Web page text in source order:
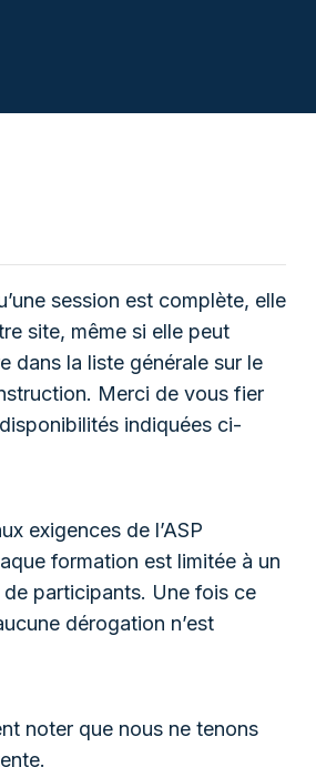
session est complète, elle
site, même si elle peut
dans la liste générale sur le
Merci de vous fier
indiquées ci-
exigences de l’ASP
formation est limitée à un
de participants. Une fois ce
dérogation n’est
noter que nous ne tenons